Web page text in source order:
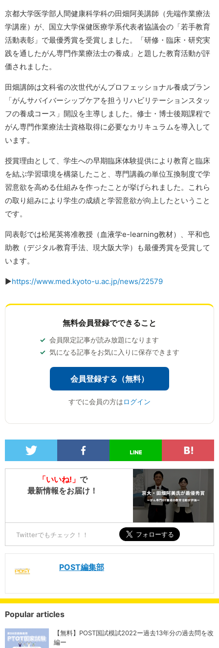
京都大学医学部人間健康科学科の田畑阿美講師（先端作業療法
学講座）が、国立大学保健医療学系代表者協議会の「若手教育
活動表彰」で最優秀賞を受賞しました。「研修・臨床・研究実
践を通したがん専門作業療法士の養成」と題した教育活動が評
価されました。
田畑講師は文科省の次世代がんプロフェッショナル養成プラン
「がんサバイバーシップケアを担うリハビリテーションスタッ
フの養成コース」開設を主導しました。修士・博士後期課程で
がん専門作業療法士資格取得に必要なカリキュラムを導入して
います。
授賞理由として、学生への早期臨床体験提供により教育と臨床
を結ぶ学習環境を構築したこと、専門講義の単位互換制度で学
習意欲を高める仕組みを作ったことが挙げられました。これら
の取り組みにより学生の成績と学習意欲が向上したということ
です。
同表彰では松尾英将准教授（血液学e-learning教材）、平和也
助教（デジタル教育手法、現大阪大学）も最優秀賞を受賞して
います。
▶︎https://www.med.kyoto-u.ac.jp/news/22579
無料会員登録でできること
会員限定記事が読み放題になります
気になる記事をお気に入りに保存できます
会員登録する（無料）
すでに会員の方はログイン
「いいね!」 で
最新情報をお届け！
Twitterでもチェック！！
POST編集部
Popular articles
【無料】POST国試模試2022ー過去13年分の過去問を改
編ー